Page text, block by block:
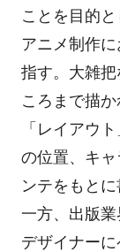
ことを目的と
アニメ制作
指す。大雑
ころまで描
「レイアウ
の位置、キ
ンテをもとに
一方、出版
デザイナー